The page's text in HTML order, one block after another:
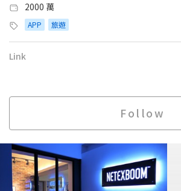
2000 萬
APP 旅遊
Link
Follow